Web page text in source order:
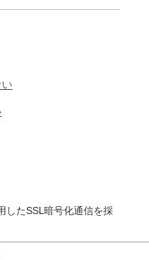
したSSL暗号化通信を採